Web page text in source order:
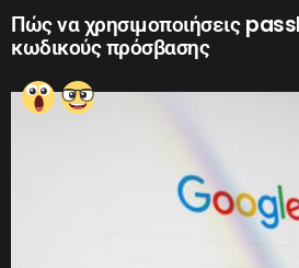
Πώς να χρησιμοποιήσεις
κωδικούς πρόσβασης